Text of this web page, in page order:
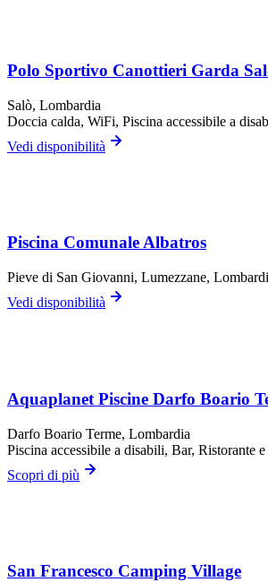
Polo Sportivo Canottieri Garda
Salò, Lombardia
Doccia calda, WiFi, Piscina accessibile a
Vedi disponibilità
Piscina Comunale Albatros
Pieve di San Giovanni, Lumezzane,
Vedi disponibilità
Aquaplanet Piscine Darfo Boario
Darfo Boario Terme, Lombardia
Piscina accessibile a disabili, Bar, Ristorante
Scopri di più
San Francesco Camping Village